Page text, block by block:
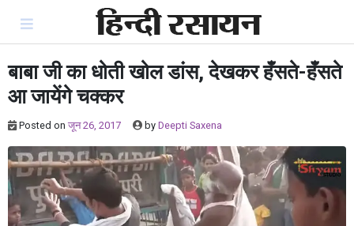
content
बाबा जी का धोती खोल डांस, देखकर हँसते-हँसते
आ जायेंगे चक्कर
Posted on जून 26, 2017 by Deepti Saxena